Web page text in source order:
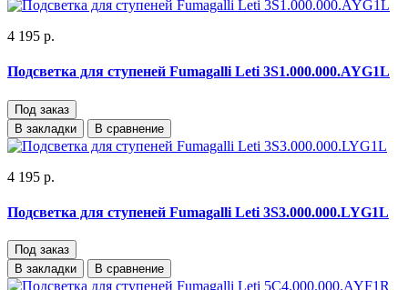
4 195 р.
Подсветка для ступеней Fumagalli Leti 3S1.000.000.AYG1L
Под заказ
В закладки
В сравнение
4 195 р.
Подсветка для ступеней Fumagalli Leti 3S3.000.000.LYG1L
Под заказ
В закладки
В сравнение